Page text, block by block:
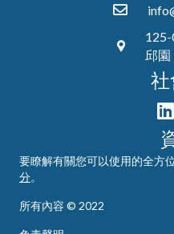
125-
邱園
社
要瞭解有關您可以使用的全方
分。
所有內容 © 2022